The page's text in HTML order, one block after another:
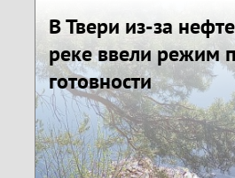
В Твери из-за
реке ввели режим
готовности